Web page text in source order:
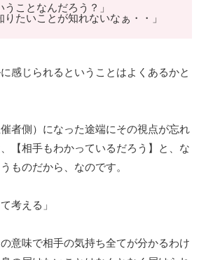
うことなんだろう？」
りたいことが知れないなぁ・・」
感じられるということはよくあるかと
者側）になった途端にその視点が忘れ
【相手もわかっているだろう】と、な
ものだから、なのです。
考える」
意味で相手の気持ち全てが分かるわけ